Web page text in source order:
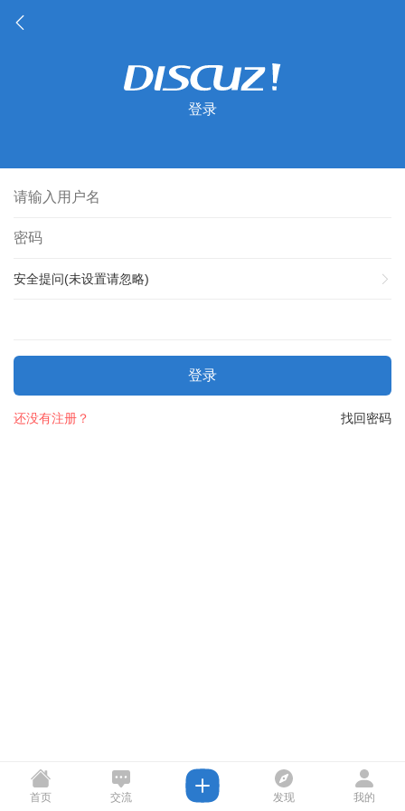
登录
安全提问(未设置请忽略)
登录
找回密码
还没有注册？
首页 交流 发现 我的